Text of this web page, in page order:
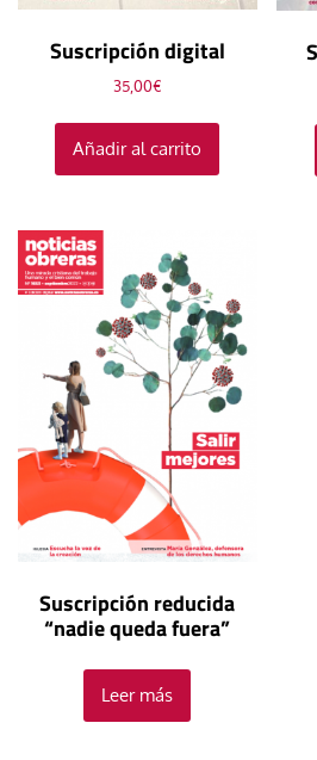
Suscripción digital
35,00€
Añadir al carrito
Suscripción reducida
“nadie queda fuera”
Leer más